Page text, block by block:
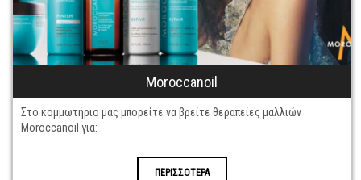
Moroccanoil
Στο κομμωτήριο μας μπορείτε να βρείτε θεραπείες μαλλιών
Moroccanoil για:
ΠΕΡΙΣΣΟΤΕΡΑ